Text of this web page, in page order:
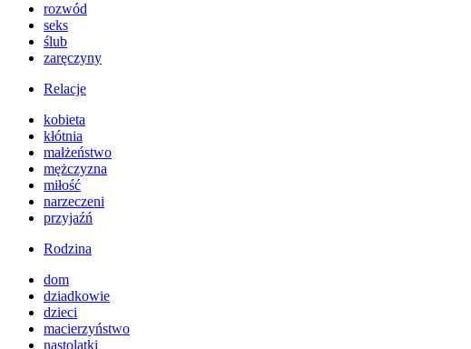
rozwód
seks
ślub
zaręczyny
Relacje
kobieta
kłótnia
małżeństwo
mężczyzna
miłość
narzeczeni
przyjaźń
Rodzina
dom
dziadkowie
dzieci
macierzyństwo
nastolatki